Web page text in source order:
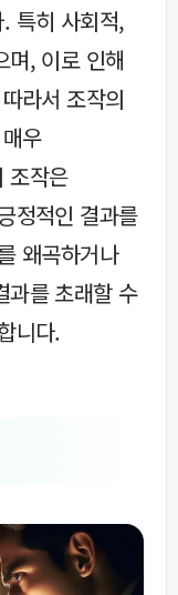
특히 사회적,
며, 이로 인해
라서 조작의
우
조작은
정적인 결과를
왜곡하거나
과를 초래할 수
니다.